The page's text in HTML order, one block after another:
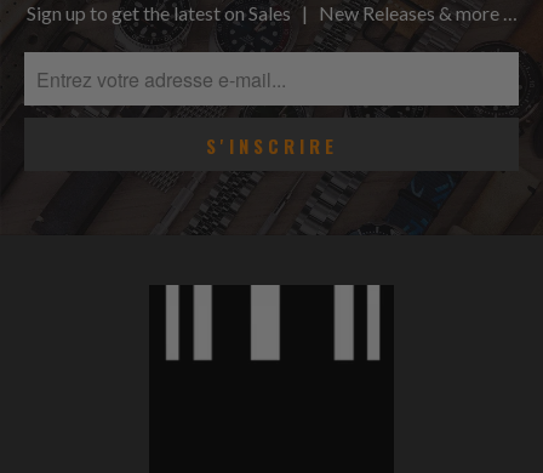
Sign up to get the latest on Sales | New Releases & more …